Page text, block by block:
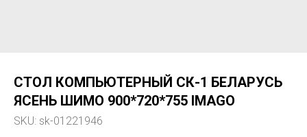
СТОЛ КОМПЬЮТЕРНЫЙ СК-1 БЕЛАРУСЬ
ЯСЕНЬ ШИМО 900*720*755 IMAGO
SKU: sk-01221946